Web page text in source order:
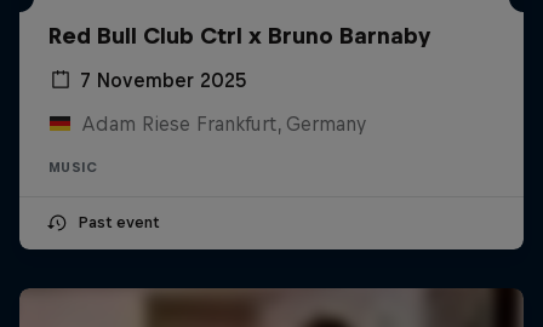
Red Bull Club Ctrl x Bruno Barnaby
7 November 2025
Adam Riese Frankfurt, Germany
MUSIC
Past event